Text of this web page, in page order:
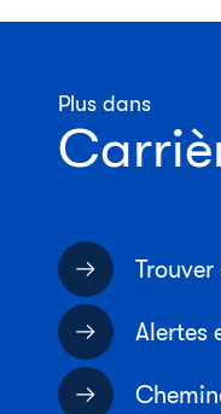
Plus dans
Alertes